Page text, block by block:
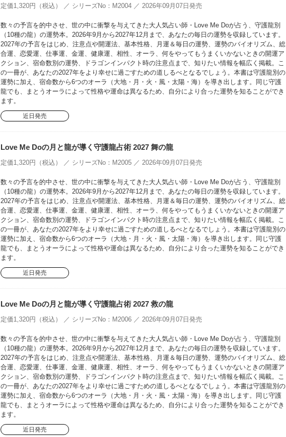
定価1,320円（税込） ／ シリーズNo：M2004 ／ 2026年09月07日発売
数々の予言を的中させ、世の中に衝撃を与えてきた大人気占い師・Love Me Doが占う、守護龍別
（10種の龍）の運勢本。2026年9月から2027年12月まで、あなたの毎日の運勢を収録しています。
2027年の予言をはじめ、注意点や開運法、基本性格、月運＆毎日の運勢、運勢のバイオリズム、総
合運、恋愛運、仕事運、金運、健康運、相性、オーラ、何をやってもうまくいかないときの開運ア
クション、宿命数別の運勢、ドラゴンインパクト時の注意点まで、知りたい情報を幅広く掲載。こ
の一冊が、あなたの2027年をより幸せに過ごすための道しるべとなるでしょう。本書は守護龍別の
運勢に加え、宿命数から6つのオーラ（大地・月・火・風・太陽・海）を導き出します。同じ守護
龍でも、まとうオーラによって性格や運命は異なるため、自分により合った運勢を知ることができ
ます。
近日発売
Love Me Doの月と龍が導く守護龍占術 2027 舞の龍
定価1,320円（税込） ／ シリーズNo：M2005 ／ 2026年09月07日発売
数々の予言を的中させ、世の中に衝撃を与えてきた大人気占い師・Love Me Doが占う、守護龍別
（10種の龍）の運勢本。2026年9月から2027年12月まで、あなたの毎日の運勢を収録しています。
2027年の予言をはじめ、注意点や開運法、基本性格、月運＆毎日の運勢、運勢のバイオリズム、総
合運、恋愛運、仕事運、金運、健康運、相性、オーラ、何をやってもうまくいかないときの開運ア
クション、宿命数別の運勢、ドラゴンインパクト時の注意点まで、知りたい情報を幅広く掲載。こ
の一冊が、あなたの2027年をより幸せに過ごすための道しるべとなるでしょう。本書は守護龍別の
運勢に加え、宿命数から6つのオーラ（大地・月・火・風・太陽・海）を導き出します。同じ守護
龍でも、まとうオーラによって性格や運命は異なるため、自分により合った運勢を知ることができ
ます。
近日発売
Love Me Doの月と龍が導く守護龍占術 2027 救の龍
定価1,320円（税込） ／ シリーズNo：M2006 ／ 2026年09月07日発売
数々の予言を的中させ、世の中に衝撃を与えてきた大人気占い師・Love Me Doが占う、守護龍別
（10種の龍）の運勢本。2026年9月から2027年12月まで、あなたの毎日の運勢を収録しています。
2027年の予言をはじめ、注意点や開運法、基本性格、月運＆毎日の運勢、運勢のバイオリズム、総
合運、恋愛運、仕事運、金運、健康運、相性、オーラ、何をやってもうまくいかないときの開運ア
クション、宿命数別の運勢、ドラゴンインパクト時の注意点まで、知りたい情報を幅広く掲載。こ
の一冊が、あなたの2027年をより幸せに過ごすための道しるべとなるでしょう。本書は守護龍別の
運勢に加え、宿命数から6つのオーラ（大地・月・火・風・太陽・海）を導き出します。同じ守護
龍でも、まとうオーラによって性格や運命は異なるため、自分により合った運勢を知ることができ
ます。
近日発売